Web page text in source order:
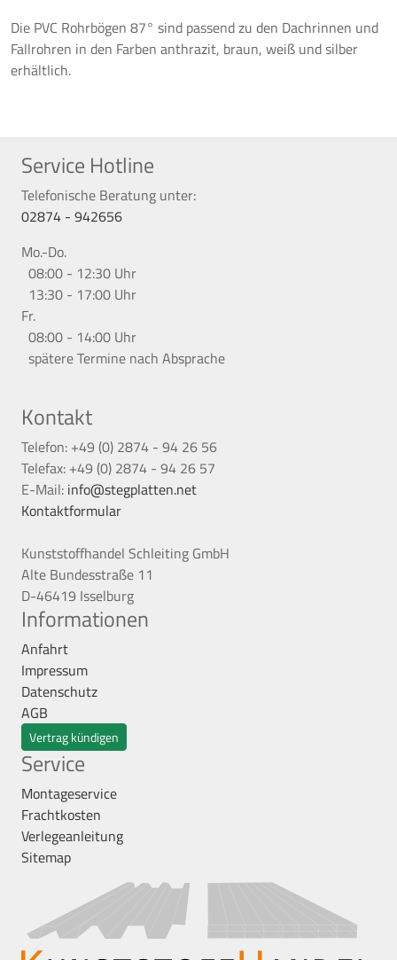
Die PVC Rohrbögen 87° sind passend zu den Dachrinnen und
Fallrohren in den Farben anthrazit, braun, weiß und silber
erhältlich.
Service Hotline
Telefonische Beratung unter:
02874 - 942656
Mo.-Do.
08:00 - 12:30 Uhr
13:30 - 17:00 Uhr
Fr.
08:00 - 14:00 Uhr
spätere Termine nach Absprache
Kontakt
Telefon: +49 (0) 2874 - 94 26 56
Telefax: +49 (0) 2874 - 94 26 57
E-Mail: info@stegplatten.net
Kontaktformular
Kunststoffhandel Schleiting GmbH
Alte Bundesstraße 11
D-46419 Isselburg
Informationen
Anfahrt
Impressum
Datenschutz
AGB
Vertrag kündigen
Service
Montageservice
Frachtkosten
Verlegeanleitung
Sitemap